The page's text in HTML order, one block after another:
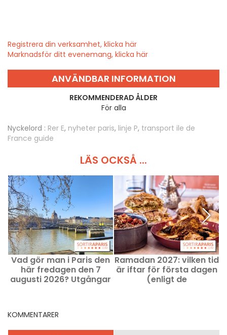
Registrera din verksamhet, klicka här
Marknadsför ditt evenemang, klicka här
ANVÄNDBAR INFORMATION
REKOMMENDERAD ÅLDER
För alla
Nyckelord : Rer E, nyheter paris, linje P, transport ile de
France guide
LÄS OCKSÅ ...
Vad gör man i Paris den
här fredagen den 7
augusti 2026? Utgångar
Ramadan 2027: vilken tid
är iftar för första dagen
(enligt de
KOMMENTARER